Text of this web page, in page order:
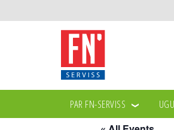
PAR FN-SERVISS